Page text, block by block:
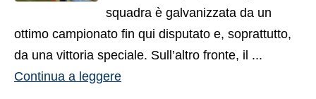
squadra è galvanizzata da un
ottimo campionato fin qui disputato e, soprattutto,
da una vittoria speciale. Sull’altro fronte, il ...
Continua a leggere